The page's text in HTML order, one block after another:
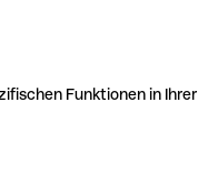
Funktionen in Ihrer